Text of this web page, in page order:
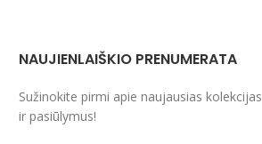
NAUJIENLAIŠKIO PRENUMERATA
Sužinokite pirmi apie naujausias kolekcijas
ir pasiūlymus!